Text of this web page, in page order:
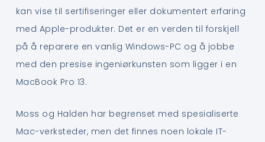
kan vise til sertifiseringer eller dokumentert erfaring
med Apple-produkter. Det er en verden til forskjell
på å reparere en vanlig Windows-PC og å jobbe
med den presise ingeniørkunsten som ligger i en
MacBook Pro 13.
Moss og Halden har begrenset med spesialiserte
Mac-verksteder, men det finnes noen lokale IT-